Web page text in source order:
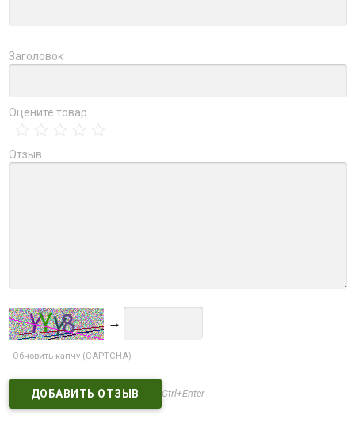
Заголовок
Оцените товар
Отзыв
→
Обновить капчу (CAPTCHA)
Ctrl+Enter